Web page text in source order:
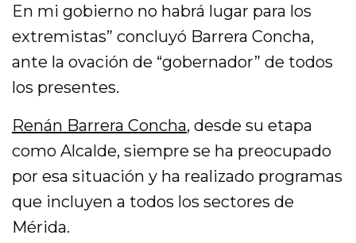
En mi gobierno no habrá lugar para los
extremistas” concluyó Barrera Concha,
ante la ovación de “gobernador” de todos
los presentes.
Renán Barrera Concha, desde su etapa
como Alcalde, siempre se ha preocupado
por esa situación y ha realizado programas
que incluyen a todos los sectores de
Mérida.